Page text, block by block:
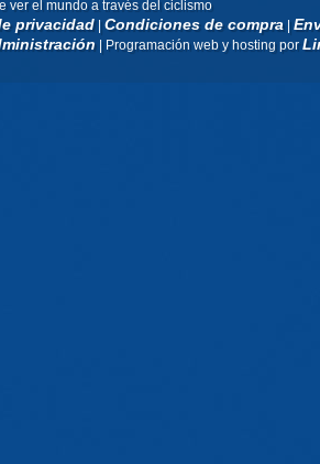
ver el mundo a través del ciclismo
privacidad|Condiciones de compra|
| Programación web y hosting por